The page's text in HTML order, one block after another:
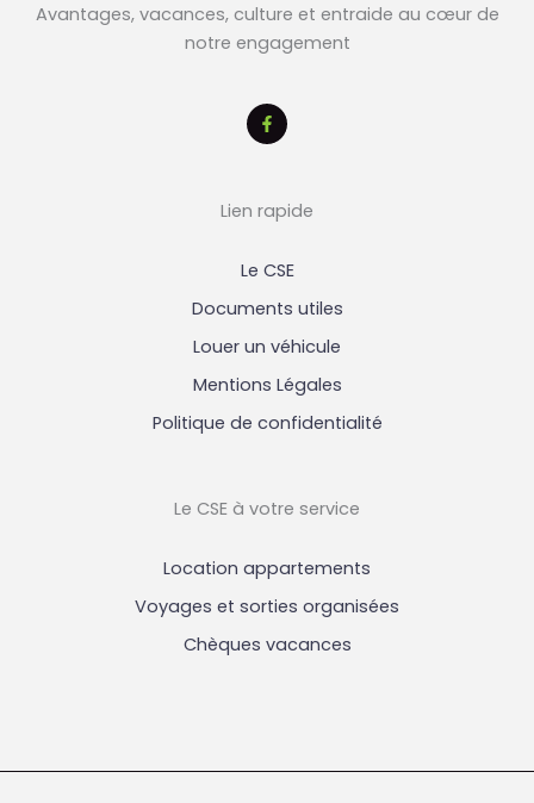
Avantages, vacances, culture et entraide au cœur de
notre engagement
Lien rapide
Le CSE
Documents utiles
Louer un véhicule
Mentions Légales
Politique de confidentialité
Le CSE à votre service
Location appartements
Voyages et sorties organisées
Chèques vacances